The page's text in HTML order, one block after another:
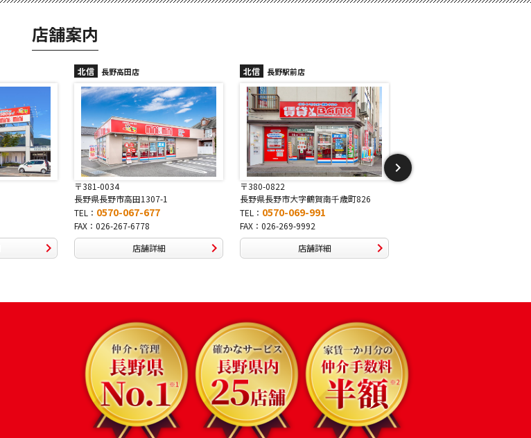
店舗案内
北信 長野駅前店
〒380-0822
長野県長野市大字鶴賀南千歳町826
TEL： 0570-069-991
FAX：026-269-9992
店舗詳細
北信 長野稲里店
〒381-2243
長野県長野市稲里1-5-25
TEL： 0570-067-878
FAX：026-286-7888
店舗詳細